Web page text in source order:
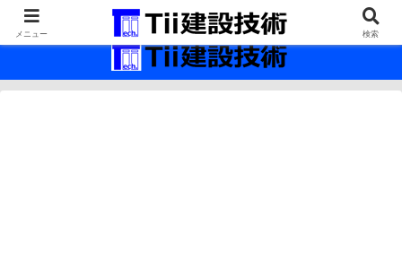
最新の建設技術の情報インフラ。
メニュー 検索